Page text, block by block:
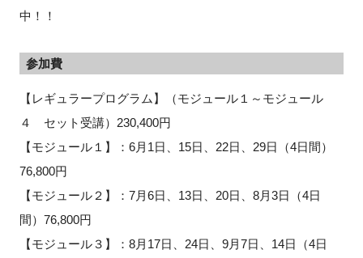
中！！
参加費
【レギュラープログラム】（モジュール１～モジュール
４ セット受講）230,400円
【モジュール１】：6月1日、15日、22日、29日（4日間）
76,800円
【モジュール２】：7月6日、13日、20日、8月3日（4日
間）76,800円
【モジュール３】：8月17日、24日、9月7日、14日（4日